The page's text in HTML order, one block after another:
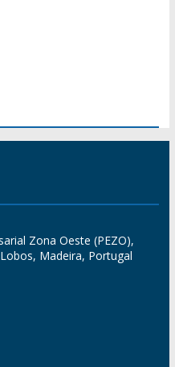
Zona Oeste (PEZO),
Madeira, Portugal